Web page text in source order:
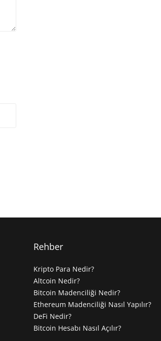
Rehber
Kripto Para Nedir?
Altcoin Nedir?
Bitcoin Madenciliği Nedir?
Ethereum Madenciliği Nasıl Yapılır?
DeFi Nedir?
Bitcoin Hesabı Nasıl Açılır?